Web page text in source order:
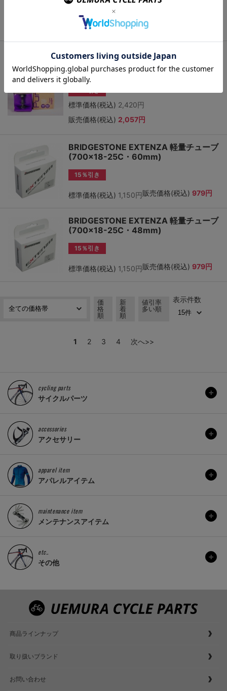
標準価格(税込) 2,090円販売価格(税込)
Panaracer (パナレーサー) PURPLE
LITE パープルライト TPUチューブ
700×32-47C
標準価格(税込) 2,420円
販売価格(税込) 2,057円
BRIDGESTONE EXTENZA 軽量チューブ
(700×18-25C・60mm)
15％引き
標準価格(税込) 1,150円販売価格(税込) 979円
BRIDGESTONE EXTENZA 軽量チューブ
(700×18-25C・48mm)
15％引き
標準価格(税込) 1,150円販売価格(税込) 979円
価
格
順
新
着
順
値引率
多い順
表示件数
1 2 3 4 次へ>>
cycling parts
サイクルパーツ
accessories
アクセサリー
apparel item
アパレルアイテム
maintenance item
メンテナンスアイテム
etc..
その他
商品ラインナップ
取り扱いブランド
お問い合わせ